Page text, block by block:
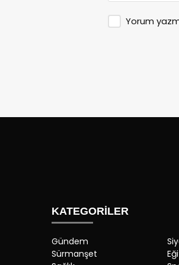
Yorum
KATEGORİLER
Gündem
Sürmanşet